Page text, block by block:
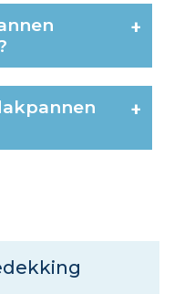
+
+